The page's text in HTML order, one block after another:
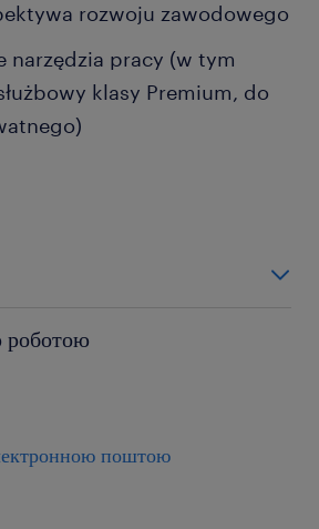
rozwoju zawodowego
narzędzia pracy (w tym
klasy Premium, do
роботою
поштою